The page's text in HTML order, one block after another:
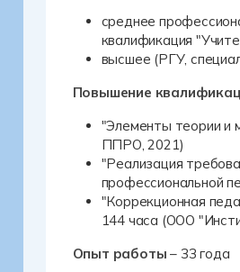
среднее
квалификация
высшее (РГУ,
Повышение
"Элементы теории и
ППРО, 2021)
"Реализация
профессиональной
"Коррекционная
144 часа (ООО
Опыт работы – 33 года